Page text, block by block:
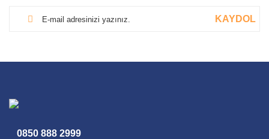
KAYDOL
0850 888 2999